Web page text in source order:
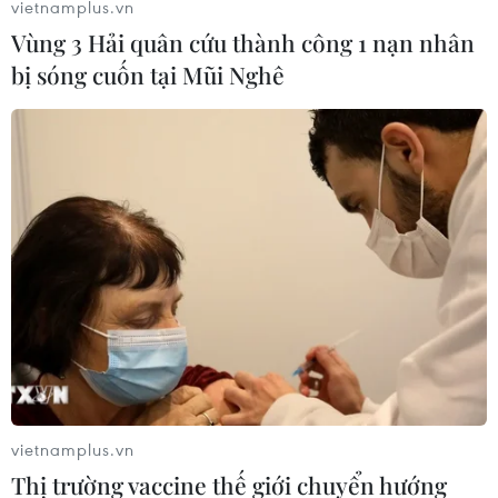
4 thước phim âm nhạc kể về cuộc đời của
các huyền thoại Mỹ, Anh
15/06/2022 03:20
Khi âm nhạc kết hợp cùng phim ảnh nhằm kể về
P.T.Barnum, Freddie Mercury, Elton Jason, Elvis Presley
đã khơi dậy tình yêu nghệ thuật không thể diễn tả bằng
lời và truyền cảm hứng sống đầy mãnh liệt.
vietnamplus.vn
Vùng 3 Hải quân cứu thành công 1 nạn nhân
bị sóng cuốn tại Mũi Nghê
vietnamplus.vn
Thị trường vaccine thế giới chuyển hướng